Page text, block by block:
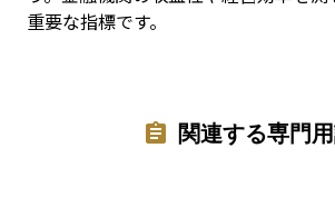
重要な指標です。
関連する専門